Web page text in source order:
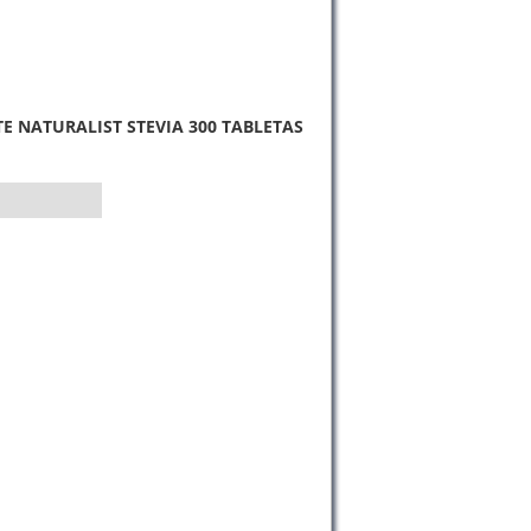
NATURALIST STEVIA 300 TABLETAS